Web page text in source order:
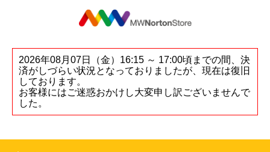
2026年08月07日（金）16:15 ～ 17:00頃までの間、決
済がしづらい状況となっておりましたが、現在は復旧
しております。
お客様にはご迷惑おかけし大変申し訳ございませんで
した。